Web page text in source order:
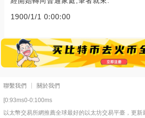
1900/1/1 0:00:00
聯繫我們 關於我們
[0:93ms0-0:100ms
以太幣交易所網推薦全球最好的以太坊交易平臺，更